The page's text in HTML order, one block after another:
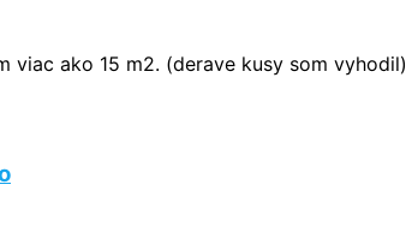
viac ako 15 m2. (derave kusy som vyhodil)